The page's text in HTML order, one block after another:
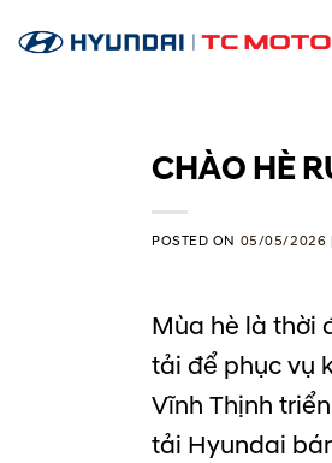
CHÀO HÈ
POSTED ON 05/05/2026
Mùa hè là thời
tải để phục vụ
Vĩnh Thịnh
tải Hyundai